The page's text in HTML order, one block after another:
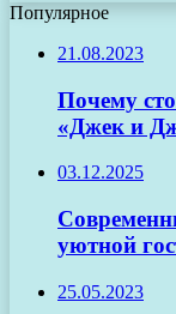
Популярное
21.08.2023
Почему
«Джек и
03.12.2025
уютной
25.05.2023